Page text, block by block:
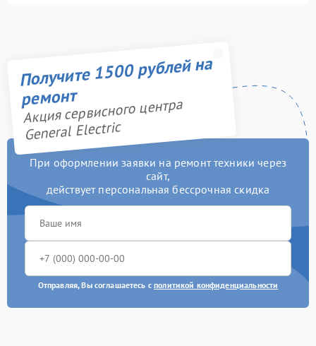
Получите 1500 рублей на
ремонт
Акция сервисного центра
General Electric
При оформлении заявки на ремонт техники через
сайт,
действует персональная бессрочная скидка
Отправляя, Вы соглашаетесь сполитикой конфиденциальности